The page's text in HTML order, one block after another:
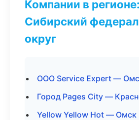
Компании в регионе:
Сибирский
округ
ООО Service Expert —
Город Pages City —
Yellow Yellow Hot — Омск